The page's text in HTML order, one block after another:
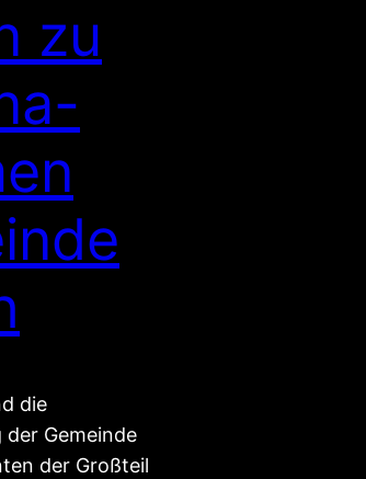
zu
die
Gemeinde
der Großteil